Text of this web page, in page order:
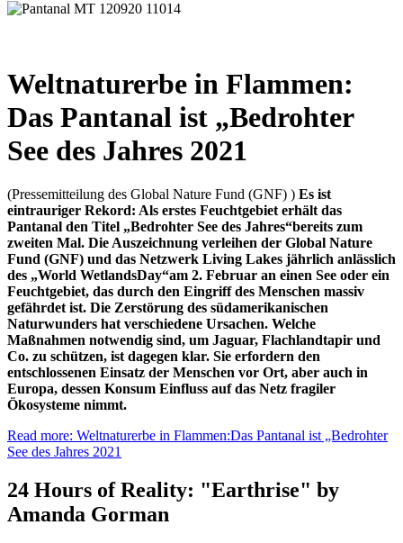
Weltnaturerbe in Flammen:
Das Pantanal ist „Bedrohter
See des Jahres 2021
(Pressemitteilung des Global Nature Fund (GNF) ) Es ist
eintrauriger Rekord: Als erstes Feuchtgebiet erhält das
Pantanal den Titel „Bedrohter See des Jahres“bereits zum
zweiten Mal. Die Auszeichnung verleihen der Global Nature
Fund (GNF) und das Netzwerk Living Lakes jährlich anlässlich
des „World WetlandsDay“am 2. Februar an einen See oder ein
Feuchtgebiet, das durch den Eingriff des Menschen massiv
gefährdet ist. Die Zerstörung des südamerikanischen
Naturwunders hat verschiedene Ursachen. Welche
Maßnahmen notwendig sind, um Jaguar, Flachlandtapir und
Co. zu schützen, ist dagegen klar. Sie erfordern den
entschlossenen Einsatz der Menschen vor Ort, aber auch in
Europa, dessen Konsum Einfluss auf das Netz fragiler
Ökosysteme nimmt.
Read more: Weltnaturerbe in Flammen:Das Pantanal ist „Bedrohter
See des Jahres 2021
24 Hours of Reality: "Earthrise" by
Amanda Gorman